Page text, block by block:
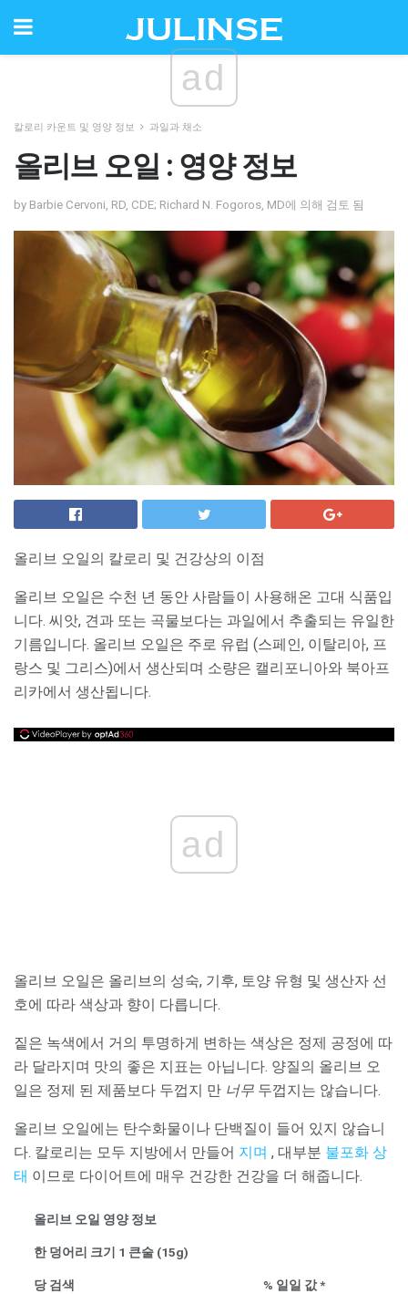
ad
칼로리 카운트 및 영양 정보 과일과 채소
올리브 오일 : 영양 정보
by Barbie Cervoni, RD, CDE; Richard N. Fogoros, MD에 의해 검토 됨
올리브 오일의 칼로리 및 건강상의 이점
올리브 오일은 수천 년 동안 사람들이 사용해온 고대 식품입
니다. 씨앗, 견과 또는 곡물보다는 과일에서 추출되는 유일한
기름입니다. 올리브 오일은 주로 유럽 (스페인, 이탈리아, 프
랑스 및 그리스)에서 생산되며 소량은 캘리포니아와 북아프
리카에서 생산됩니다.
ad
올리브 오일은 올리브의 성숙, 기후, 토양 유형 및 생산자 선
호에 따라 색상과 향이 다릅니다.
짙은 녹색에서 거의 투명하게 변하는 색상은 정제 공정에 따
라 달라지며 맛의 좋은 지표는 아닙니다. 양질의 올리브 오
일은 정제 된 제품보다 두껍지 만 너무 두껍지는 않습니다.
올리브 오일에는 탄수화물이나 단백질이 들어 있지 않습니
다. 칼로리는 모두 지방에서 만들어 지며 , 대부분 불포화 상
태 이므로 다이어트에 매우 건강한 건강을 더 해줍니다.
올리브 오일 영양 정보
한 덩어리 크기 1 큰술 (15g)
당 검색 % 일일 값 *